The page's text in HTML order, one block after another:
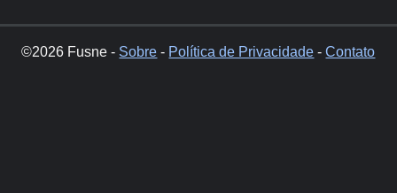
©2026 Fusne - Sobre - Política de Privacidade -Contato